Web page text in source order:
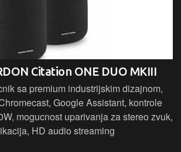
Citation ONE DUO MKIII
sa premium industrijskim dizajnom,
Google Assistant, kontrole
mogucnost uparivanja za stereo zvuk,
HD audio streaming